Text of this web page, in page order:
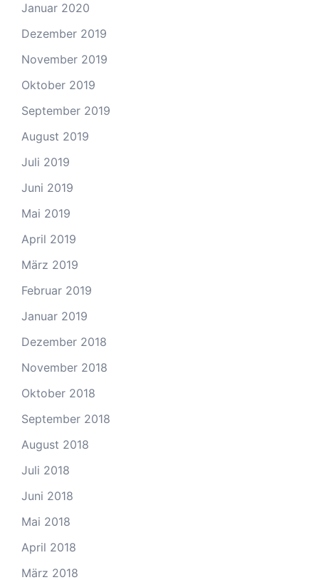
Januar 2020
Dezember 2019
November 2019
Oktober 2019
September 2019
August 2019
Juli 2019
Juni 2019
Mai 2019
April 2019
März 2019
Februar 2019
Januar 2019
Dezember 2018
November 2018
Oktober 2018
September 2018
August 2018
Juli 2018
Juni 2018
Mai 2018
April 2018
März 2018